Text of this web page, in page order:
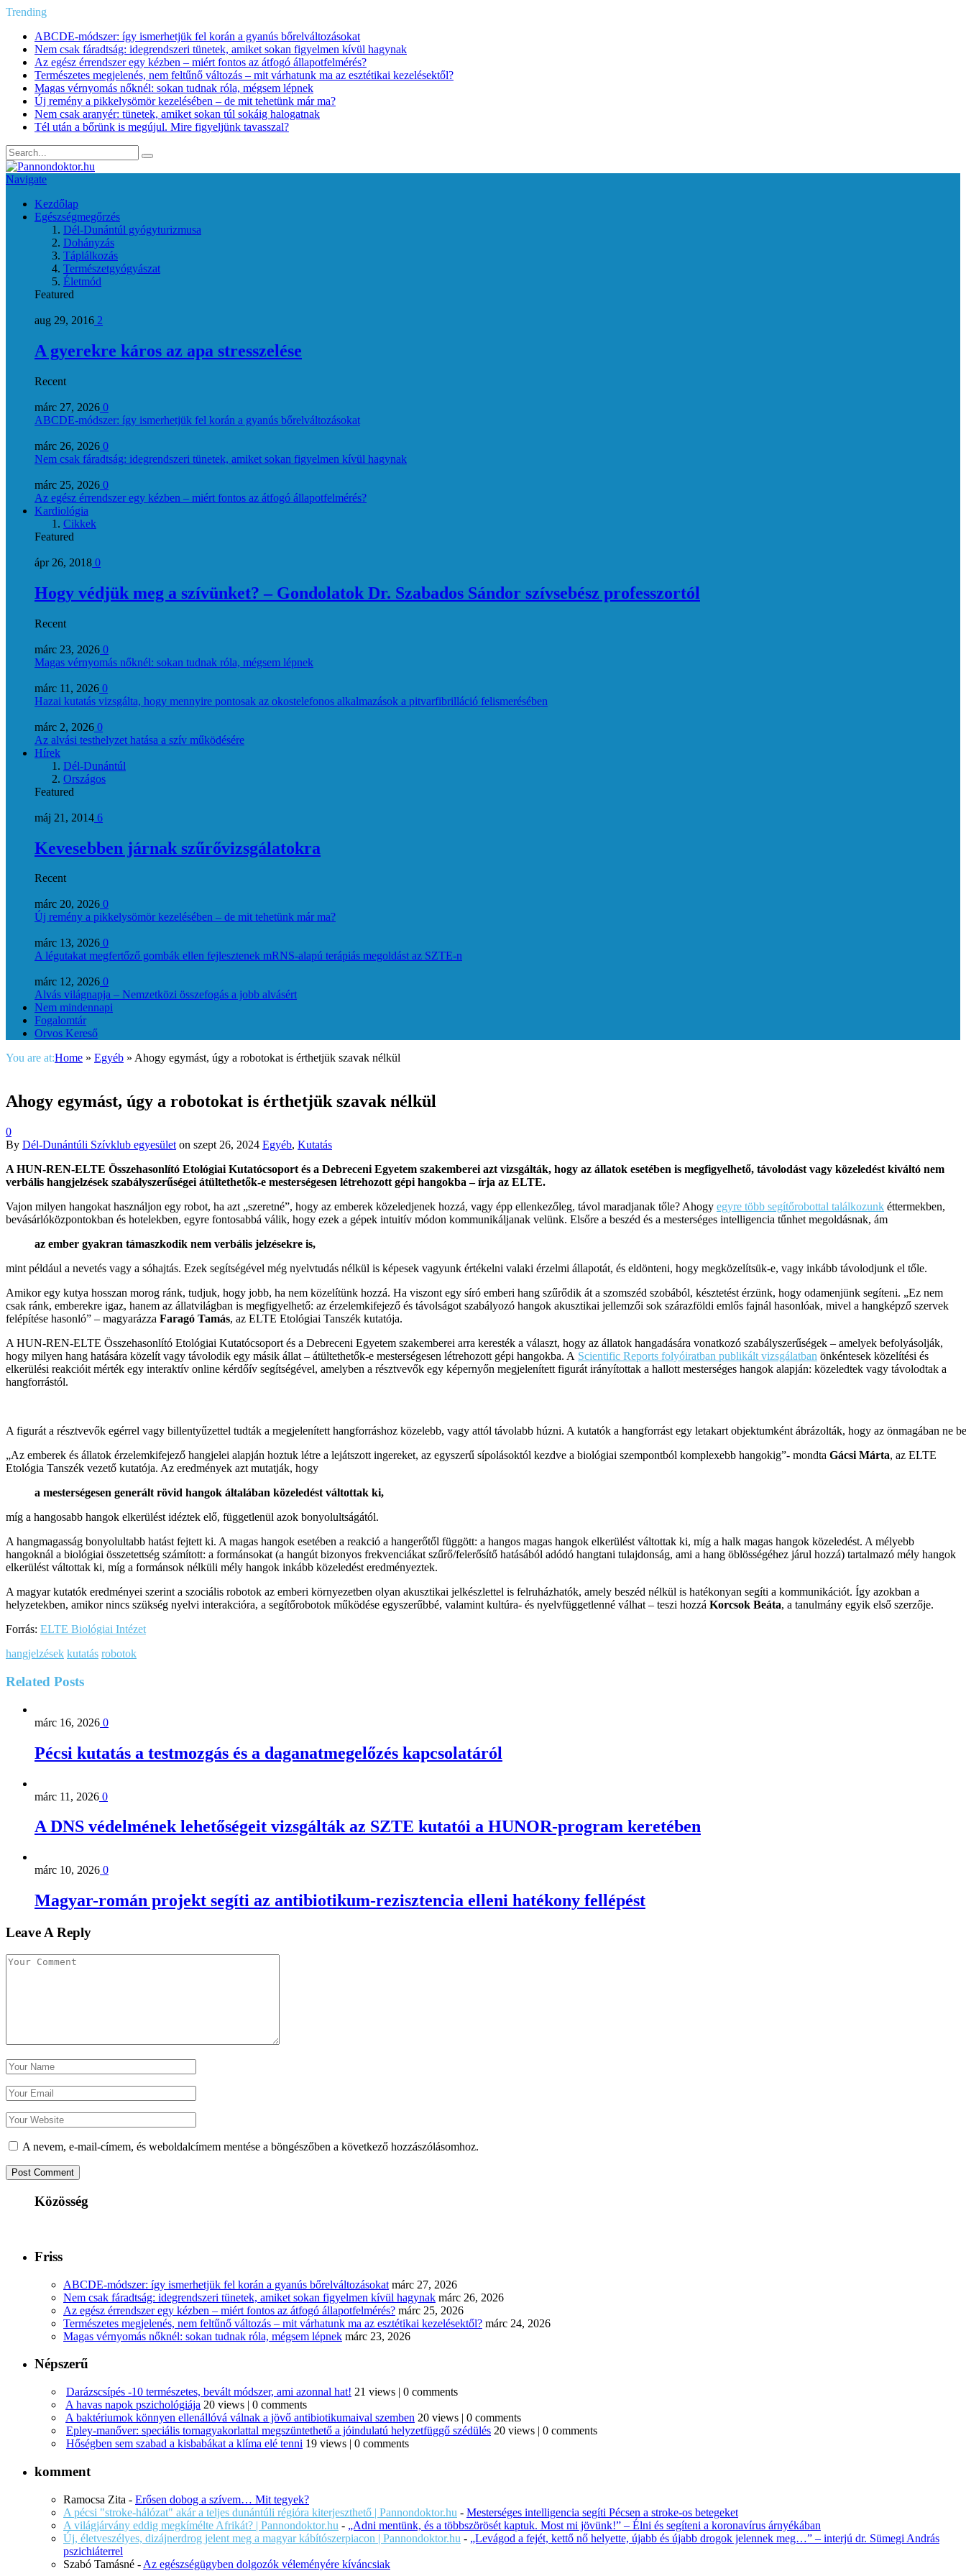
Trending
ABCDE‑módszer: így ismerhetjük fel korán a gyanús bőrelváltozásokat
Nem csak fáradtság: idegrendszeri tünetek, amiket sokan figyelmen kívül hagynak
Az egész érrendszer egy kézben – miért fontos az átfogó állapotfelmérés?
Természetes megjelenés, nem feltűnő változás – mit várhatunk ma az esztétikai kezelésektől?
Magas vérnyomás nőknél: sokan tudnak róla, mégsem lépnek
Új remény a pikkelysömör kezelésében – de mit tehetünk már ma?
Nem csak aranyér: tünetek, amiket sokan túl sokáig halogatnak
Tél után a bőrünk is megújul. Mire figyeljünk tavasszal?
Navigate
Kezdőlap
Egészségmegőrzés
Dél-Dunántúl gyógyturizmusa
Dohányzás
Táplálkozás
Természetgyógyászat
Életmód
Featured
aug 29, 2016 2
A gyerekre káros az apa stresszelése
Recent
márc 27, 2026 0
ABCDE‑módszer: így ismerhetjük fel korán a gyanús bőrelváltozásokat
márc 26, 2026 0
Nem csak fáradtság: idegrendszeri tünetek, amiket sokan figyelmen kívül hagynak
márc 25, 2026 0
Az egész érrendszer egy kézben – miért fontos az átfogó állapotfelmérés?
Kardiológia
Cikkek
Featured
ápr 26, 2018 0
Hogy védjük meg a szívünket? – Gondolatok Dr. Szabados Sándor szívsebész professzortól
Recent
márc 23, 2026 0
Magas vérnyomás nőknél: sokan tudnak róla, mégsem lépnek
márc 11, 2026 0
Hazai kutatás vizsgálta, hogy mennyire pontosak az okostelefonos alkalmazások a pitvarfibrilláció felismerésében
márc 2, 2026 0
Az alvási testhelyzet hatása a szív működésére
Hírek
Dél-Dunántúl
Országos
Featured
máj 21, 2014 6
Kevesebben járnak szűrővizsgálatokra
Recent
márc 20, 2026 0
Új remény a pikkelysömör kezelésében – de mit tehetünk már ma?
márc 13, 2026 0
A légutakat megfertőző gombák ellen fejlesztenek mRNS-alapú terápiás megoldást az SZTE-n
márc 12, 2026 0
Alvás világnapja – Nemzetközi összefogás a jobb alvásért
Nem mindennapi
Fogalomtár
Orvos Kereső
You are at:Home » Egyéb » Ahogy egymást, úgy a robotokat is érthetjük szavak nélkül
Ahogy egymást, úgy a robotokat is érthetjük szavak nélkül
0
By Dél-Dunántúli Szívklub egyesület on szept 26, 2024 Egyéb, Kutatás
A HUN-REN-ELTE Összehasonlító Etológiai Kutatócsoport és a Debreceni Egyetem szakemberei azt vizsgálták, hogy az állatok esetében is megfigyelhető, távolodást vagy közeledést kiváltó nem
verbális hangjelzések szabályszerűségei átültethetők-e mesterségesen létrehozott gépi hangokba – írja az ELTE.
Vajon milyen hangokat használjon egy robot, ha azt „szeretné”, hogy az emberek közeledjenek hozzá, vagy épp ellenkezőleg, távol maradjanak tőle? Ahogy egyre több segítőrobottal találkozunk éttermekben,
bevásárlóközpontokban és hotelekben, egyre fontosabbá válik, hogy ezek a gépek intuitív módon kommunikáljanak velünk. Elsőre a beszéd és a mesterséges intelligencia tűnhet megoldásnak, ám
az ember gyakran támaszkodik nem verbális jelzésekre is,
mint például a nevetés vagy a sóhajtás. Ezek segítségével még nyelvtudás nélkül is képesek vagyunk értékelni valaki érzelmi állapotát, és eldönteni, hogy megközelítsük-e, vagy inkább távolodjunk el tőle.
Amikor egy kutya hosszan morog ránk, tudjuk, hogy jobb, ha nem közelítünk hozzá. Ha viszont egy síró emberi hang szűrődik át a szomszéd szobából, késztetést érzünk, hogy odamenjünk segíteni. „Ez nem
csak ránk, emberekre igaz, hanem az állatvilágban is megfigyelhető: az érzelemkifejező és távolságot szabályozó hangok akusztikai jellemzői sok szárazföldi emlős fajnál hasonlóak, mivel a hangképző szervek
felépítése hasonló” – magyarázza Faragó Tamás, az ELTE Etológiai Tanszék kutatója.
A HUN-REN-ELTE Összehasonlító Etológiai Kutatócsoport és a Debreceni Egyetem szakemberei arra keresték a választ, hogy az állatok hangadására vonatkozó szabályszerűségek – amelyek befolyásolják,
hogy milyen hang hatására közelít vagy távolodik egy másik állat – átültethetők-e mesterségesen létrehozott gépi hangokba. A Scientific Reports folyóiratban publikált vizsgálatban önkéntesek közelítési és
elkerülési reakcióit mérték egy interaktív online kérdőív segítségével, amelyben a résztvevők egy képernyőn megjelenített figurát irányítottak a hallott mesterséges hangok alapján: közeledtek vagy távolodtak a
hangforrástól.
A figurát a résztvevők egérrel vagy billentyűzettel tudták a megjelenített hangforráshoz közelebb, vagy attól távolabb húzni. A kutatók a hangforrást egy letakart objektumként ábrázolták, hogy az önmagában ne
„Az emberek és állatok érzelemkifejező hangjelei alapján hoztuk létre a lejátszott ingereket, az egyszerű sípolásoktól kezdve a biológiai szempontból komplexebb hangokig”- mondta Gácsi Márta, az ELTE
Etológia Tanszék vezető kutatója. Az eredmények azt mutatják, hogy
a mesterségesen generált rövid hangok általában közeledést váltottak ki,
míg a hangosabb hangok elkerülést idéztek elő, függetlenül azok bonyolultságától.
A hangmagasság bonyolultabb hatást fejtett ki. A magas hangok esetében a reakció a hangerőtől függött: a hangos magas hangok elkerülést váltottak ki, míg a halk magas hangok közeledést. A mélyebb
hangoknál a biológiai összetettség számított: a formánsokat (a hangút bizonyos frekvenciákat szűrő/felerősítő hatásából adódó hangtani tulajdonság, ami a hang öblösségéhez járul hozzá) tartalmazó mély hangok
elkerülést váltottak ki, míg a formánsok nélküli mély hangok inkább közeledést eredményeztek.
A magyar kutatók eredményei szerint a szociális robotok az emberi környezetben olyan akusztikai jelkészlettel is felruházhatók, amely beszéd nélkül is hatékonyan segíti a kommunikációt. Így azokban a
helyzetekben, amikor nincs szükség nyelvi interakcióra, a segítőrobotok működése egyszerűbbé, valamint kultúra- és nyelvfüggetlenné válhat – teszi hozzá Korcsok Beáta, a tanulmány egyik első szerzője.
Forrás: ELTE Biológiai Intézet
hangjelzések kutatás robotok
Related Posts
márc 16, 2026 0
Pécsi kutatás a testmozgás és a daganatmegelőzés kapcsolatáról
márc 11, 2026 0
A DNS védelmének lehetőségeit vizsgálták az SZTE kutatói a HUNOR-program keretében
márc 10, 2026 0
Magyar-román projekt segíti az antibiotikum-rezisztencia elleni hatékony fellépést
Leave A Reply
A nevem, e-mail-címem, és weboldalcímem mentése a böngészőben a következő hozzászólásomhoz.
Közösség
Friss
ABCDE‑módszer: így ismerhetjük fel korán a gyanús bőrelváltozásokat márc 27, 2026
Nem csak fáradtság: idegrendszeri tünetek, amiket sokan figyelmen kívül hagynak márc 26, 2026
Az egész érrendszer egy kézben – miért fontos az átfogó állapotfelmérés? márc 25, 2026
Természetes megjelenés, nem feltűnő változás – mit várhatunk ma az esztétikai kezelésektől? márc 24, 2026
Magas vérnyomás nőknél: sokan tudnak róla, mégsem lépnek márc 23, 2026
Népszerű
Darázscsípés -10 természetes, bevált módszer, ami azonnal hat! 21 views | 0 comments
A havas napok pszichológiája 20 views | 0 comments
A baktériumok könnyen ellenállóvá válnak a jövő antibiotikumaival szemben 20 views | 0 comments
Epley-manőver: speciális tornagyakorlattal megszüntethető a jóindulatú helyzetfüggő szédülés 20 views | 0 comments
Hőségben sem szabad a kisbabákat a klíma elé tenni 19 views | 0 comments
komment
Ramocsa Zita - Erősen dobog a szívem… Mit tegyek?
A pécsi "stroke-hálózat" akár a teljes dunántúli régióra kiterjeszthető | Pannondoktor.hu - Mesterséges intelligencia segíti Pécsen a stroke-os betegeket
A világjárvány eddig megkímélte Afrikát? | Pannondoktor.hu - „Adni mentünk, és a többszörösét kaptuk. Most mi jövünk!” – Élni és segíteni a koronavírus árnyékában
Új, életveszélyes, dizájnerdrog jelent meg a magyar kábítószerpiacon | Pannondoktor.hu - „Levágod a fejét, kettő nő helyette, újabb és újabb drogok jelennek meg…” – interjú dr. Sümegi András
pszichiáterrel
Szabó Tamásné - Az egészségügyben dolgozók véleményére kíváncsiak